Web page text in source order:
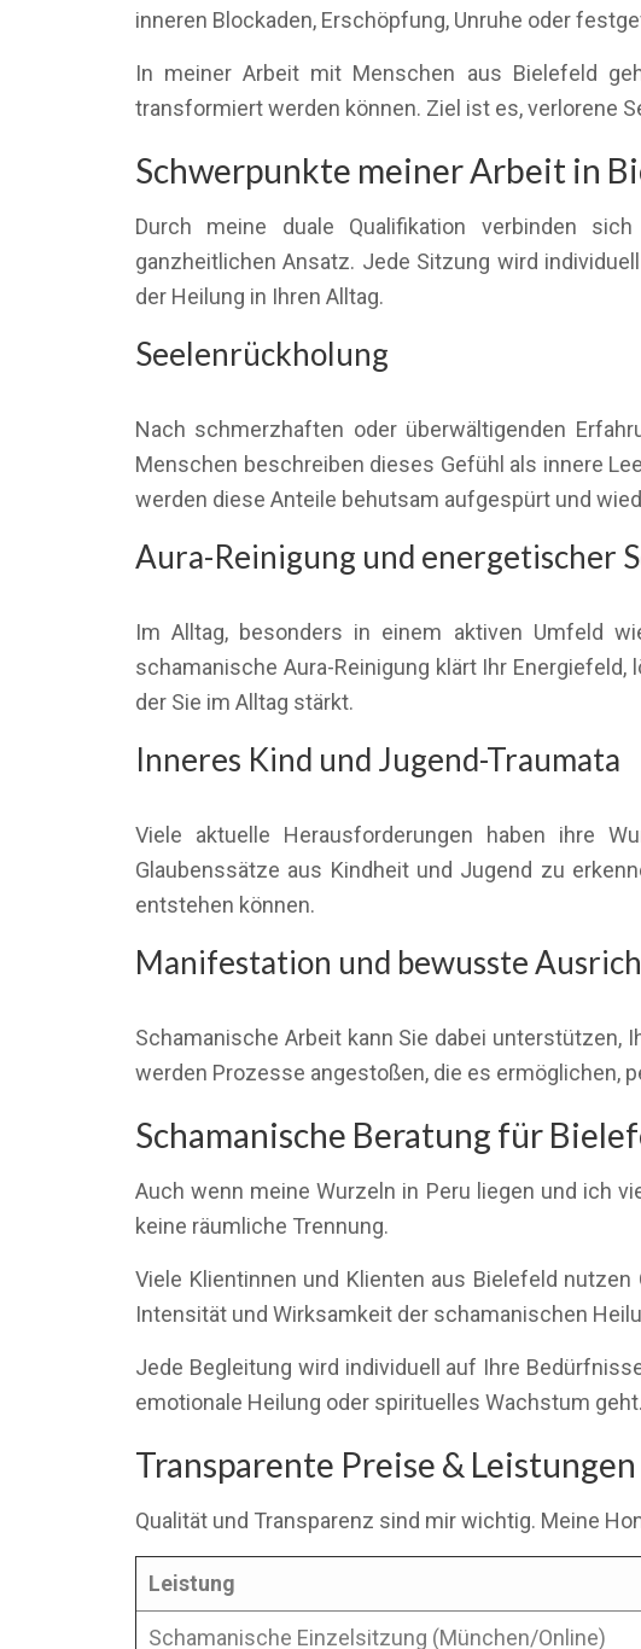
inneren Blockaden, Erschöpfung, Unruhe oder
In meiner Arbeit mit Menschen aus Bielefeld
transformiert werden können. Ziel ist es, verlorene
Schwerpunkte meiner Arbeit in
Durch meine duale Qualifikation verbinden
ganzheitlichen Ansatz. Jede Sitzung wird
der Heilung in Ihren Alltag.
Seelenrückholung
Nach schmerzhaften oder überwältigenden
Menschen beschreiben dieses Gefühl als innere
werden diese Anteile behutsam aufgespürt und
Aura-Reinigung und energetischer
Im Alltag, besonders in einem aktiven Umfeld
schamanische Aura-Reinigung klärt Ihr
der Sie im Alltag stärkt.
Inneres Kind und Jugend-Traumata
Viele aktuelle Herausforderungen haben ihre
Glaubenssätze aus Kindheit und Jugend zu
entstehen können.
Manifestation und bewusste
Schamanische Arbeit kann Sie dabei
werden Prozesse angestoßen, die es ermöglichen,
Schamanische Beratung für
Auch wenn meine Wurzeln in Peru liegen und ich
keine räumliche Trennung.
Viele Klientinnen und Klienten aus Bielefeld
Intensität und Wirksamkeit der schamanischen
Jede Begleitung wird individuell auf Ihre
emotionale Heilung oder spirituelles Wachstum geht.
Transparente Preise & Leistungen
Qualität und Transparenz sind mir wichtig. Meine
Leistung
Schamanische Einzelsitzung (München/Online)